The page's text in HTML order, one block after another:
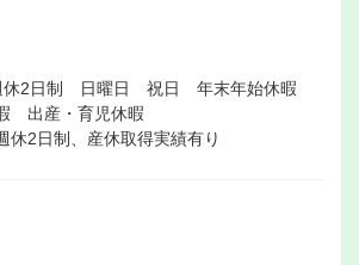
休2日制 日曜日 祝日 年末年始休暇
出産・育児休暇
休2日制、産休取得実績有り